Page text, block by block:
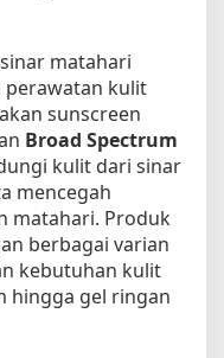
matahari
perawatan kulit
sunscreen
Broad Spectrum
kulit dari sinar
mencegah
matahari. Produk
berbagai varian
kebutuhan kulit
hingga gel ringan